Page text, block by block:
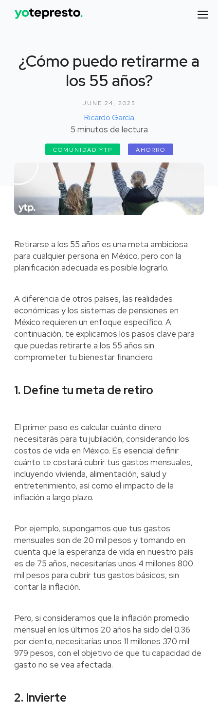
¿Cómo puedo retirarme a
los 55 años?
JUNE 24, 2025
Ricardo García
5 minutos de lectura
COMUNIDAD YTP AHORRO
Retirarse a los 55 años es una meta ambiciosa
para cualquier persona en México, pero con la
planificación adecuada es posible lograrlo.
A diferencia de otros países, las realidades
económicas y los sistemas de pensiones en
México requieren un enfoque específico. A
continuación, te explicamos los pasos clave para
que puedas retirarte a los 55 años sin
comprometer tu bienestar financiero.
1. Define tu meta de retiro
El primer paso es calcular cuánto dinero
necesitarás para tu jubilación, considerando los
costos de vida en México. Es esencial definir
cuánto te costará cubrir tus gastos mensuales,
incluyendo vivienda, alimentación, salud y
entretenimiento, así como el impacto de la
inflación a largo plazo.
Por ejemplo, supongamos que tus gastos
mensuales son de 20 mil pesos y tomando en
cuenta que la esperanza de vida en nuestro país
es de 75 años, necesitarías unos 4 millones 800
mil pesos para cubrir tus gastos básicos, sin
contar la inflación.
Pero, si consideramos que la inflación promedio
mensual en los últimos 20 años ha sido del 0.36
por ciento, necesitarías unos 11 millones 370 mil
979 pesos, con el objetivo de que tu capacidad de
gasto no se vea afectada.
2. Invierte